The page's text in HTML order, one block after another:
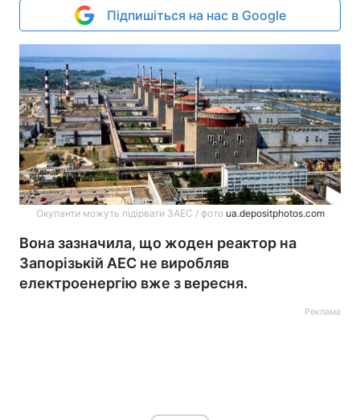
Підпишіться на нас в Google
Окупанти можуть підірвати ЗАЕС / фото ua.depositphotos.com
Вона зазначила, що жоден реактор на
Запорізькій АЕС не виробляв
електроенергію вже з вересня.
Реклама